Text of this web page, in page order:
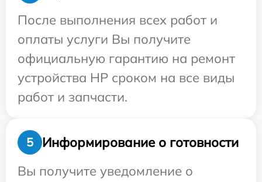
После выполнения всех работ и
оплаты услуги Вы получите
официальную гарантию на ремонт
устройства HP сроком на все виды
работ и запчасти.
5
Информирование о готовности
Вы получите уведомление о